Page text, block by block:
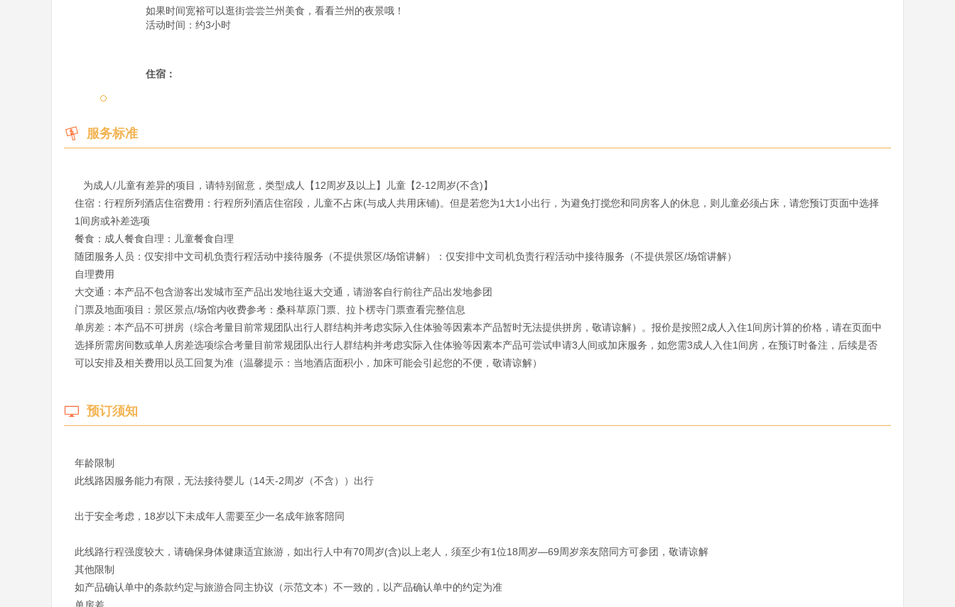
如果时间宽裕可以逛街尝尝兰州美食，看看兰州的夜景哦！
活动时间：约3小时
住宿：
服务标准
住宿：行程所列酒店住宿费用：行程所列酒店住宿段，儿童不占床(与成人共用床铺)。但是若您为1大1小出行，为避免打搅您和同房客人的休息，则儿童必须占床，请您预订页面中选择
1间房或补差选项
餐食：成人餐食自理：儿童餐食自理
随团服务人员：仅安排中文司机负责行程活动中接待服务（不提供景区/场馆讲解）：仅安排中文司机负责行程活动中接待服务（不提供景区/场馆讲解）
自理费用
大交通：本产品不包含游客出发城市至产品出发地往返大交通，请游客自行前往产品出发地参团
门票及地面项目：景区景点/场馆内收费参考：桑科草原门票、拉卜楞寺门票查看完整信息
单房差：本产品不可拼房（综合考量目前常规团队出行人群结构并考虑实际入住体验等因素本产品暂时无法提供拼房，敬请谅解）。报价是按照2成人入住1间房计算的价格，请在页面中
选择所需房间数或单人房差选项综合考量目前常规团队出行人群结构并考虑实际入住体验等因素本产品可尝试申请3人间或加床服务，如您需3成人入住1间房，在预订时备注，后续是否
可以安排及相关费用以员工回复为准（温馨提示：当地酒店面积小，加床可能会引起您的不便，敬请谅解）
预订须知
年龄限制
此线路因服务能力有限，无法接待婴儿（14天-2周岁（不含））出行
出于安全考虑，18岁以下未成年人需要至少一名成年旅客陪同
此线路行程强度较大，请确保身体健康适宜旅游，如出行人中有70周岁(含)以上老人，须至少有1位18周岁—69周岁亲友陪同方可参团，敬请谅解
其他限制
如产品确认单中的条款约定与旅游合同主协议（示范文本）不一致的，以产品确认单中的约定为准